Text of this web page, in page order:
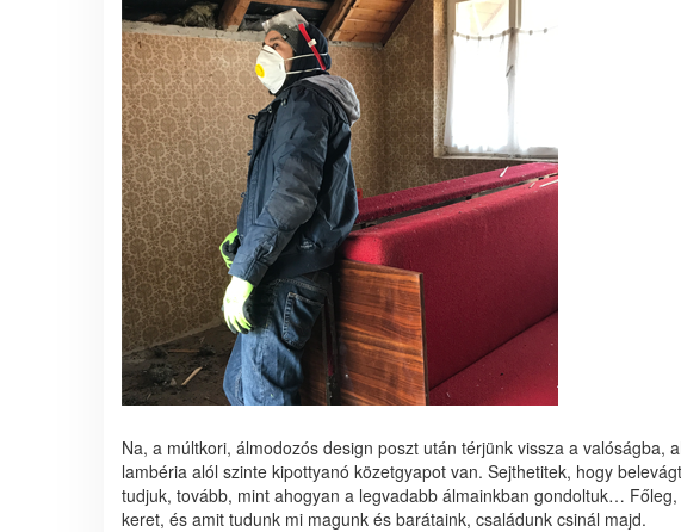
Na, a múltkori, álmodozós design poszt után térjünk vissza a valóságba,
lambéria alól szinte kipottyanó közetgyapot van. Sejthetitek, hogy
tudjuk, tovább, mint ahogyan a legvadabb álmainkban gondoltuk…
keret, és amit tudunk mi magunk és barátaink, családunk csinál majd.